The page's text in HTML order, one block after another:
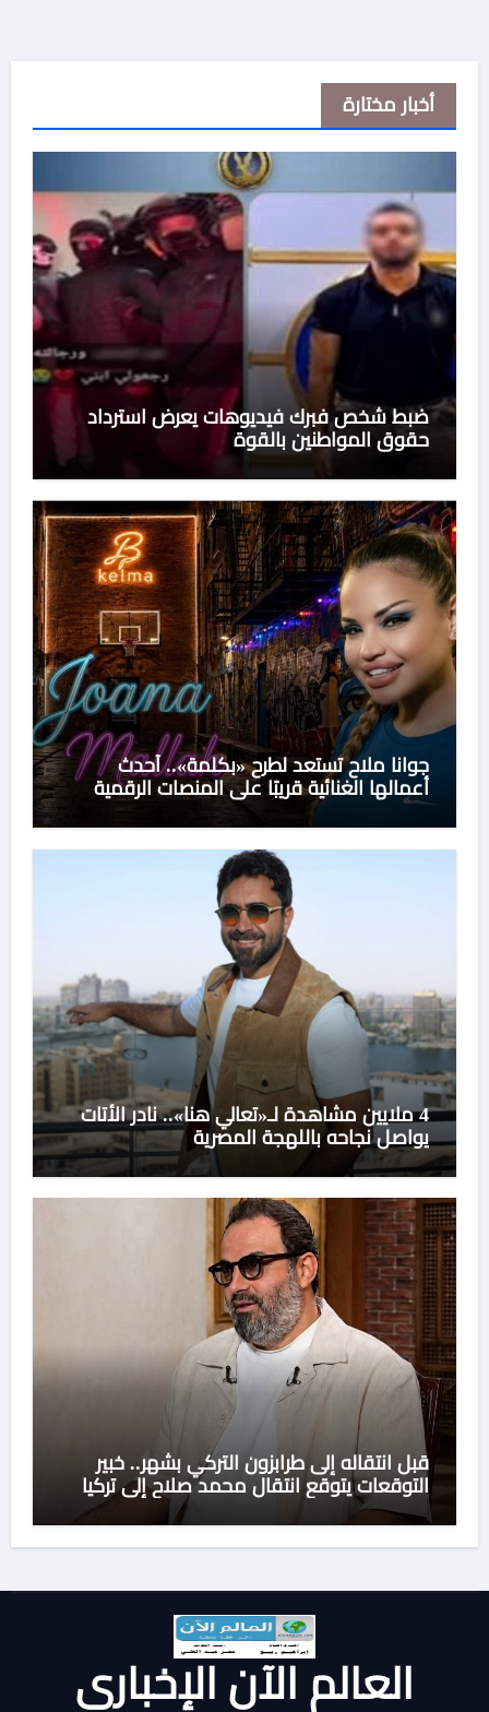
أخبار مختارة
ضبط شخص فبرك فيديوهات يعرض استرداد
حقوق المواطنين بالقوة
جوانا ملاح تستعد لطرح «بكلمة».. أحدث
أعمالها الغنائية قريبًا على المنصات الرقمية
4 ملايين مشاهدة لـ«تعالي هنا».. نادر الأتات
يواصل نجاحه باللهجة المصرية
قبل انتقاله إلى طرابزون التركي بشهر.. خبير
التوقعات يتوقع انتقال محمد صلاح إلى تركيا
العالم الآن الإخباري